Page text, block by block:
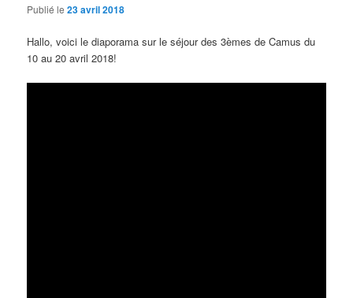
Publié le23 avril 2018
Hallo, voici le diaporama sur le séjour des 3èmes de Camus du
10 au 20 avril 2018!